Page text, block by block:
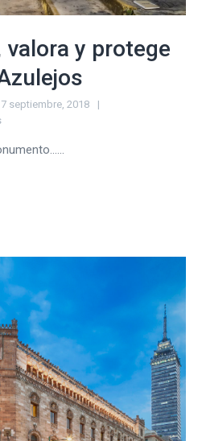
valora y protege
7 septiembre, 2018